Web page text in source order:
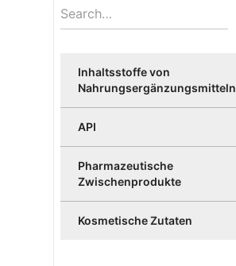
Inhaltsstoffe von
Nahrungsergänzungsmitteln
API
Pharmazeutische
Zwischenprodukte
Kosmetische Zutaten